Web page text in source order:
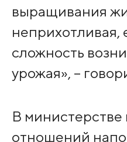
выращивания
неприхотливая,
сложность
урожая», –
В
отношений